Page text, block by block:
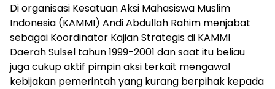
Di organisasi Kesatuan Aksi Mahasiswa Muslim
Indonesia (KAMMI) Andi Abdullah Rahim menjabat
sebagai Koordinator Kajian Strategis di KAMMI
Daerah Sulsel tahun 1999-2001 dan saat itu beliau
juga cukup aktif pimpin aksi terkait mengawal
kebijakan pemerintah yang kurang berpihak kepada